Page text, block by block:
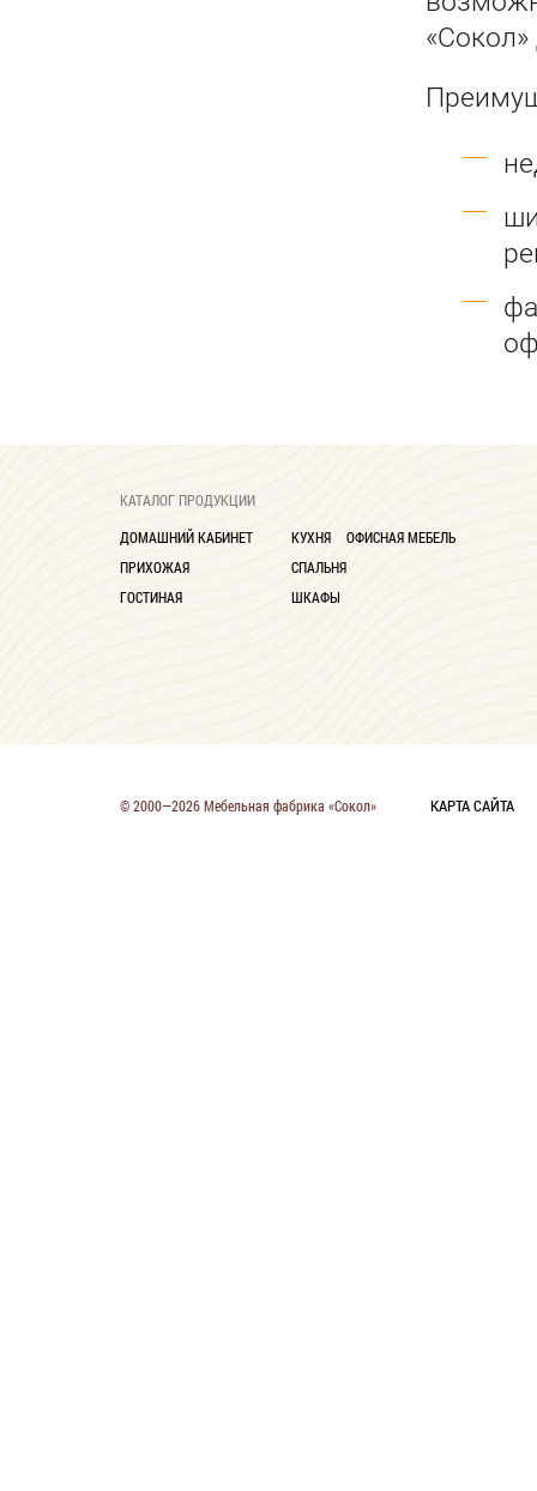
КАТАЛОГ ПРОДУКЦИИ
ДОМАШНИЙ КАБИНЕТ
ПРИХОЖАЯ
ГОСТИНАЯ
КУХНЯ
СПАЛЬНЯ
ШКАФЫ
ОФИСНАЯ МЕБЕЛЬ
© 2000—2026 Мебельная фабрика «Сокол» КАРТА САЙТА